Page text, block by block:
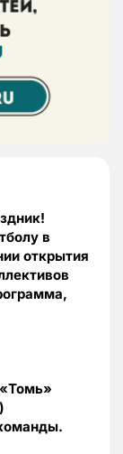
в
открытия